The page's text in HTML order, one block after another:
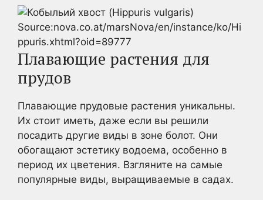
Source:nova.co.at/marsNova/en/instance/ko/Hi
ppuris.xhtml?oid=89777
Плавающие растения для
прудов
Плавающие прудовые растения уникальны.
Их стоит иметь, даже если вы решили
посадить другие виды в зоне болот. Они
обогащают эстетику водоема, особенно в
период их цветения. Взгляните на самые
популярные виды, выращиваемые в садах.